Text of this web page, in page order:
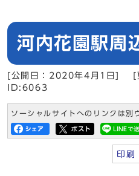
河内花園駅周
[公開日：2020年4月1日]
ID:6063
ソーシャルサイトへのリンクは別
印刷